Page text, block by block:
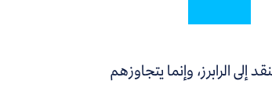
الرابرز، وإنما يتجاوزهم